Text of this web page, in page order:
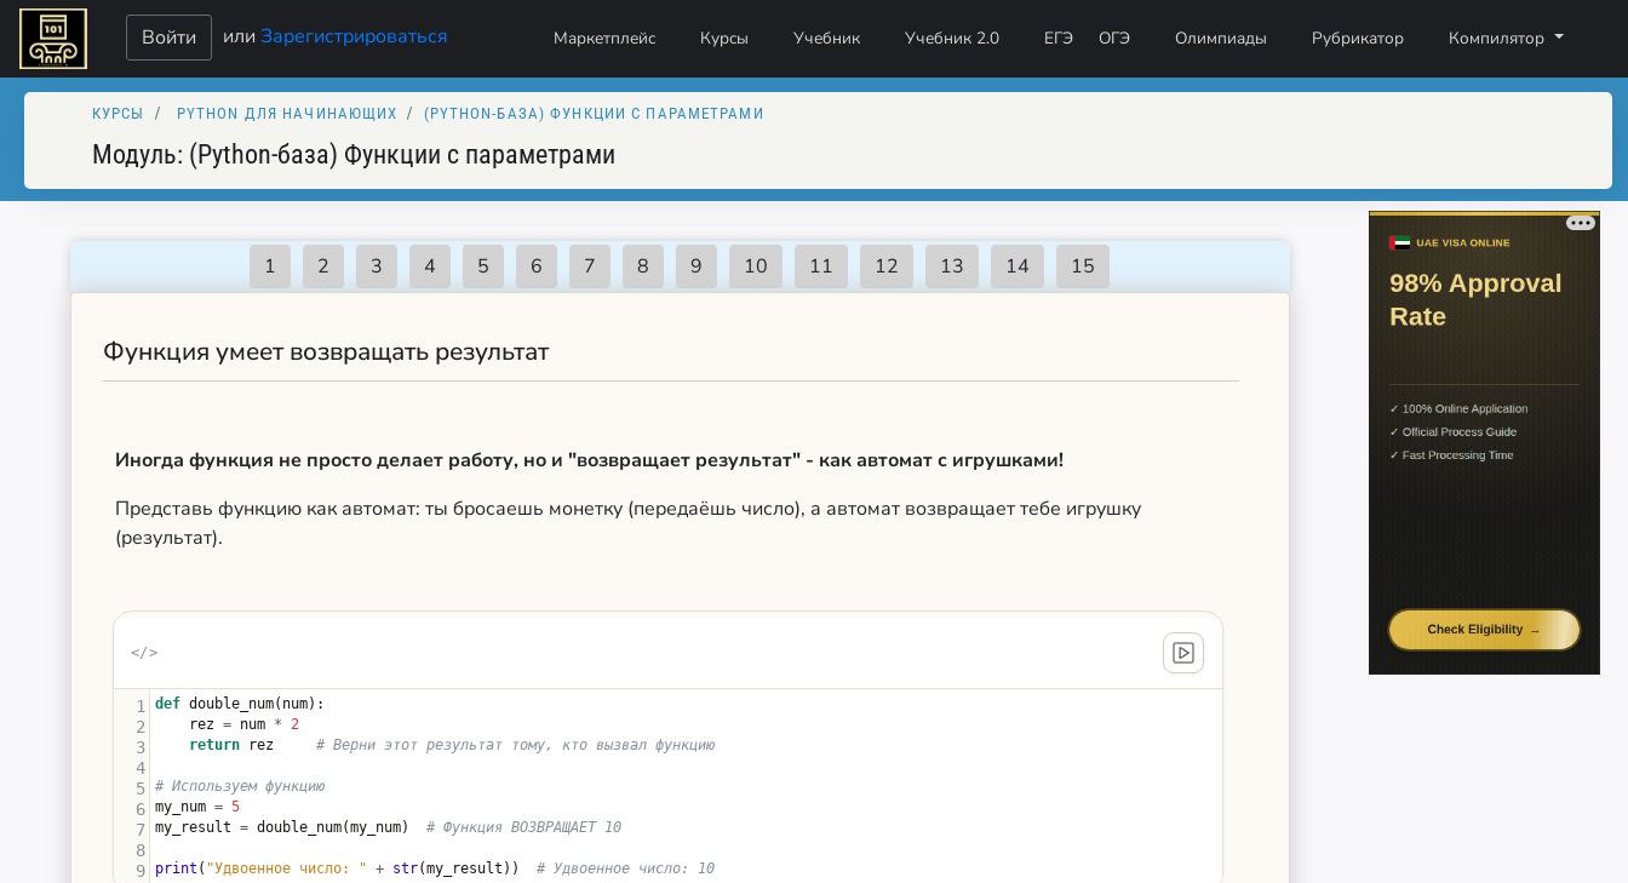
Войти илиЗарегистрироваться Маркетплейс Курсы Учебник Учебник 2.0 ЕГЭ ОГЭ Олимпиады Рубрикатор Компилятор
КУРСЫ PYTHON ДЛЯ НАЧИНАЮЩИХ (PYTHON-БАЗА) ФУНКЦИИ С ПАРАМЕТРАМИ
Модуль: (Python-база) Функции с параметрами
Функция умеет возвращать результат
Иногда функция не просто делает работу, но и "возвращает результат" - как автомат с игрушками!
Представь функцию как автомат: ты бросаешь монетку (передаёшь число), а автомат возвращает тебе игрушку
(результат).
1 def double_num( num):
2 rez = num * 2
3 return rez # Верни этот результат тому, кто вызвал функцию
4
5 # Используем функцию
6 my_num = 5
7 my_result = double_num(my_num) # Функция ВОЗВРАЩАЕТ 10
8
9
print ( "Удвоенное число: " + str(my_result )) # Удвоенное число: 10